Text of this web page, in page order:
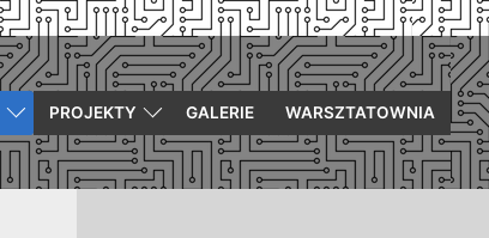
PROJEKTY GALERIE WARSZTATOWNIA